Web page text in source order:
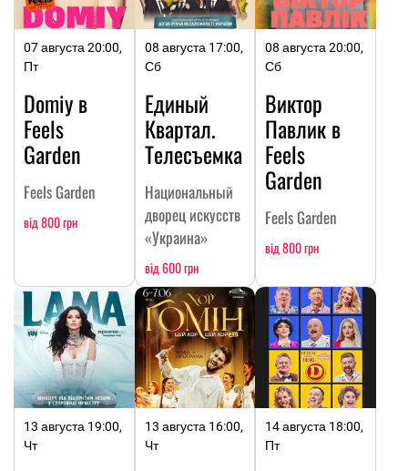
07 августа 20:00,
Пт
Domiy в
Feels
Garden
Feels Garden
від 800 грн
08 августа 17:00,
Сб
Единый
Квартал.
Телесъемка
Национальный
дворец искусств
«Украина»
від 600 грн
08 августа 20:00,
Сб
Виктор
Павлик в
Feels
Garden
Feels Garden
від 800 грн
13 августа 19:00,
Чт
13 августа 16:00,
Чт
14 августа 18:00,
Пт